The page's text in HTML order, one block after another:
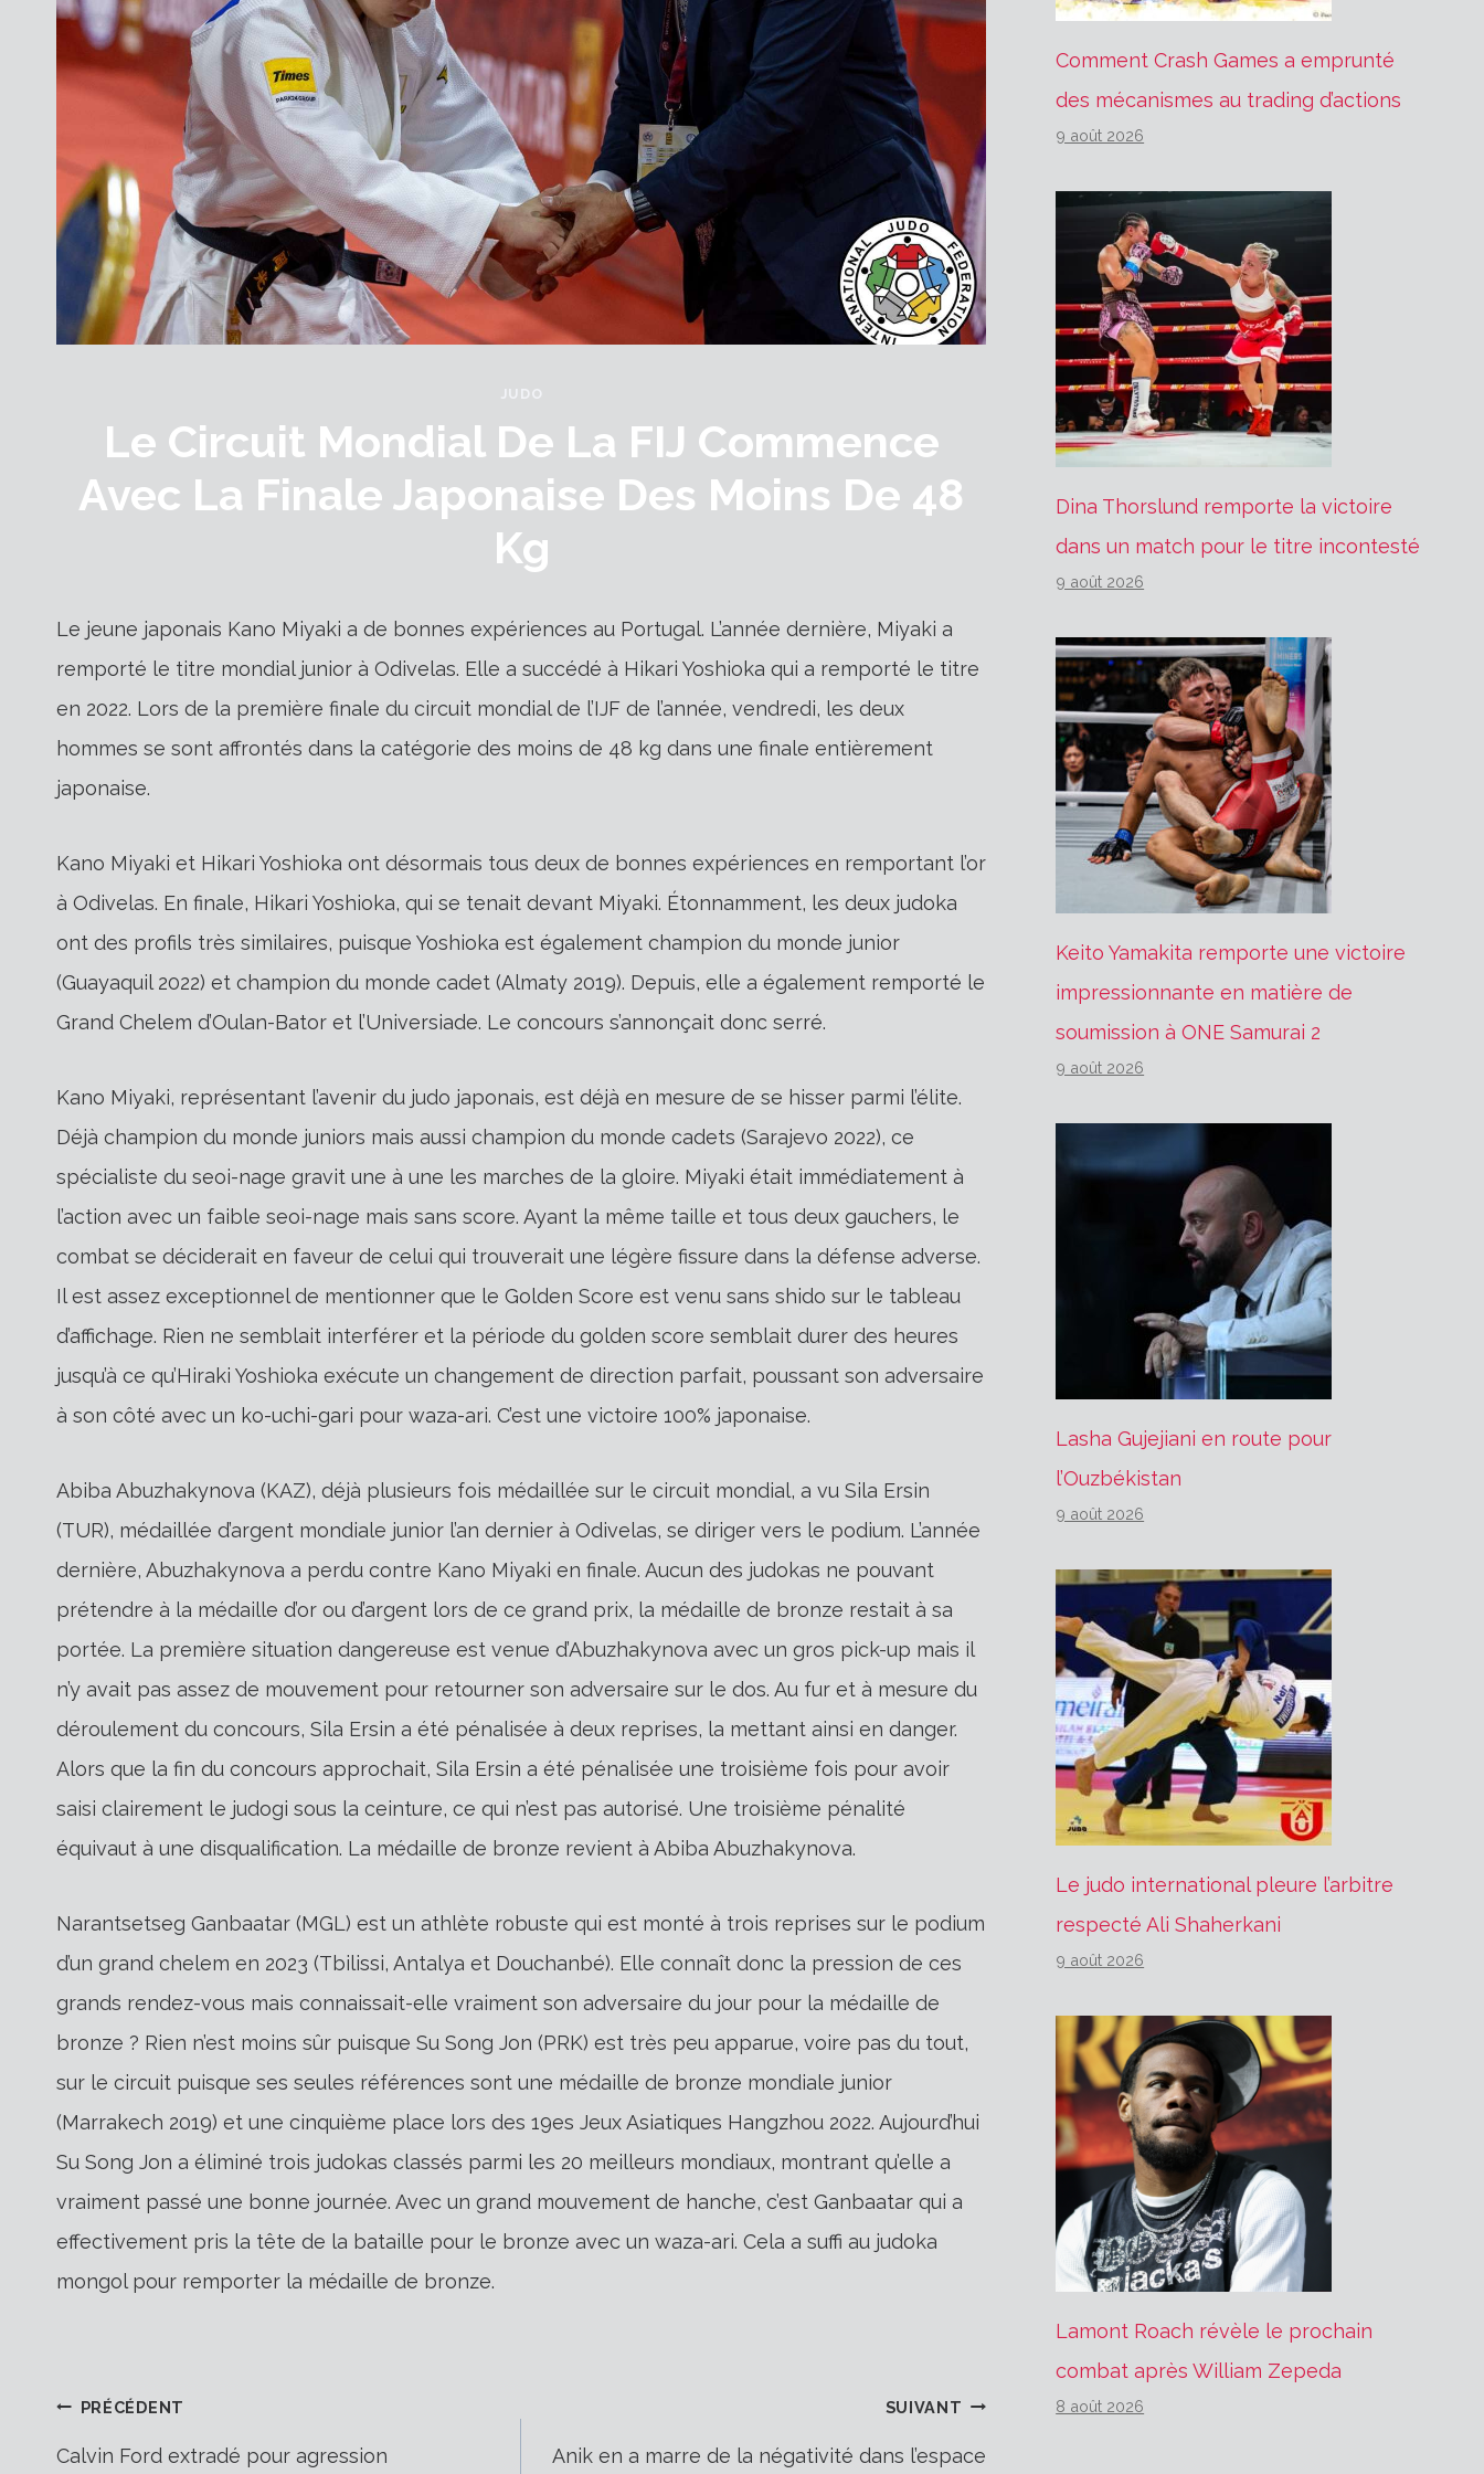
JUDO
Le Circuit Mondial De La FIJ Commence
Avec La Finale Japonaise Des Moins De 48
Kg
Le jeune japonais Kano Miyaki a de bonnes expériences au Portugal. L’année dernière, Miyaki a
remporté le titre mondial junior à Odivelas. Elle a succédé à Hikari Yoshioka qui a remporté le titre
en 2022. Lors de la première finale du circuit mondial de l’IJF de l’année, vendredi, les deux
hommes se sont affrontés dans la catégorie des moins de 48 kg dans une finale entièrement
japonaise.
Kano Miyaki et Hikari Yoshioka ont désormais tous deux de bonnes expériences en remportant l’or
à Odivelas. En finale, Hikari Yoshioka, qui se tenait devant Miyaki. Étonnamment, les deux judoka
ont des profils très similaires, puisque Yoshioka est également champion du monde junior
(Guayaquil 2022) et champion du monde cadet (Almaty 2019). Depuis, elle a également remporté le
Grand Chelem d’Oulan-Bator et l’Universiade. Le concours s’annonçait donc serré.
Kano Miyaki, représentant l’avenir du judo japonais, est déjà en mesure de se hisser parmi l’élite.
Déjà champion du monde juniors mais aussi champion du monde cadets (Sarajevo 2022), ce
spécialiste du seoi-nage gravit une à une les marches de la gloire. Miyaki était immédiatement à
l’action avec un faible seoi-nage mais sans score. Ayant la même taille et tous deux gauchers, le
combat se déciderait en faveur de celui qui trouverait une légère fissure dans la défense adverse.
Il est assez exceptionnel de mentionner que le Golden Score est venu sans shido sur le tableau
d’affichage. Rien ne semblait interférer et la période du golden score semblait durer des heures
jusqu’à ce qu’Hiraki Yoshioka exécute un changement de direction parfait, poussant son adversaire
à son côté avec un ko-uchi-gari pour waza-ari. C’est une victoire 100% japonaise.
Abiba Abuzhakynova (KAZ), déjà plusieurs fois médaillée sur le circuit mondial, a vu Sila Ersin
(TUR), médaillée d’argent mondiale junior l’an dernier à Odivelas, se diriger vers le podium. L’année
dernière, Abuzhakynova a perdu contre Kano Miyaki en finale. Aucun des judokas ne pouvant
prétendre à la médaille d’or ou d’argent lors de ce grand prix, la médaille de bronze restait à sa
portée. La première situation dangereuse est venue d’Abuzhakynova avec un gros pick-up mais il
n’y avait pas assez de mouvement pour retourner son adversaire sur le dos. Au fur et à mesure du
déroulement du concours, Sila Ersin a été pénalisée à deux reprises, la mettant ainsi en danger.
Alors que la fin du concours approchait, Sila Ersin a été pénalisée une troisième fois pour avoir
saisi clairement le judogi sous la ceinture, ce qui n’est pas autorisé. Une troisième pénalité
équivaut à une disqualification. La médaille de bronze revient à Abiba Abuzhakynova.
Narantsetseg Ganbaatar (MGL) est un athlète robuste qui est monté à trois reprises sur le podium
d’un grand chelem en 2023 (Tbilissi, Antalya et Douchanbé). Elle connaît donc la pression de ces
grands rendez-vous mais connaissait-elle vraiment son adversaire du jour pour la médaille de
bronze ? Rien n’est moins sûr puisque Su Song Jon (PRK) est très peu apparue, voire pas du tout,
sur le circuit puisque ses seules références sont une médaille de bronze mondiale junior
(Marrakech 2019) et une cinquième place lors des 19es Jeux Asiatiques Hangzhou 2022. Aujourd’hui
Su Song Jon a éliminé trois judokas classés parmi les 20 meilleurs mondiaux, montrant qu’elle a
vraiment passé une bonne journée. Avec un grand mouvement de hanche, c’est Ganbaatar qui a
effectivement pris la tête de la bataille pour le bronze avec un waza-ari. Cela a suffi au judoka
mongol pour remporter la médaille de bronze.
Navigation
PRÉCÉDENT
Calvin Ford extradé pour agression
SUIVANT
Anik en a marre de la négativité dans l’espace
Comment Crash Games a emprunté
des mécanismes au trading d’actions
9 août 2026
Dina Thorslund remporte la victoire
dans un match pour le titre incontesté
9 août 2026
Keito Yamakita remporte une victoire
impressionnante en matière de
soumission à ONE Samurai 2
9 août 2026
Lasha Gujejiani en route pour
l’Ouzbékistan
9 août 2026
Le judo international pleure l’arbitre
respecté Ali Shaherkani
9 août 2026
Lamont Roach révèle le prochain
combat après William Zepeda
8 août 2026